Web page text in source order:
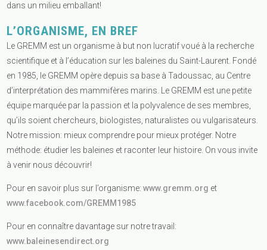
dans un milieu emballant!
L’ORGANISME, EN BREF
Le GREMM est un organisme à but non lucratif voué à la recherche
scientifique et à l’éducation sur les baleines du Saint-Laurent. Fondé
en 1985, le GREMM opère depuis sa base à Tadoussac, au Centre
d’interprétation des mammifères marins. Le GREMM est une petite
équipe marquée par la passion et la polyvalence de ses membres,
qu’ils soient chercheurs, biologistes, naturalistes ou vulgarisateurs.
Notre mission: mieux comprendre pour mieux protéger. Notre
méthode: étudier les baleines et raconter leur histoire. On vous invite
à venir nous découvrir!
Pour en savoir plus sur l’organisme:www.gremm.org et
www.facebook.com/GREMM1985
Pour en connaître davantage sur notre travail:
www.baleinesendirect.org